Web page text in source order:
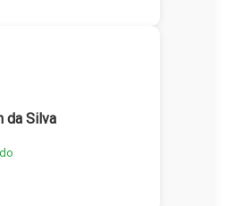
da Silva